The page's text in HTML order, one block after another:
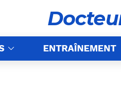
ENTRAÎNEMENT